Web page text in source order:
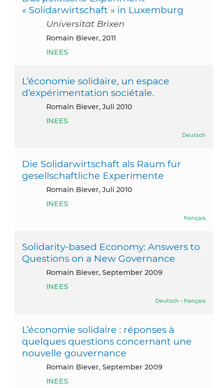
« Solidarwirtschaft » in Luxemburg
Universität Brixen
Romain Biever, 2011
INEES
L’économie solidaire, un espace
d’expérimentation sociétale.
Romain Biever, Juli 2010
INEES
Deutsch
Die Solidarwirtschaft als Raum für
gesellschaftliche Experimente
Romain Biever, Juli 2010
INEES
français
Solidarity-based Economy: Answers to
Questions on a New Governance
Romain Biever, September 2009
INEES
Deutsch - français
L’économie solidaire : réponses à
quelques questions concernant une
nouvelle gouvernance
Romain Biever, September 2009
INEES